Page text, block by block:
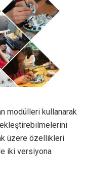
modülleri kullanarak
üzere özellikleri
iki versiyona